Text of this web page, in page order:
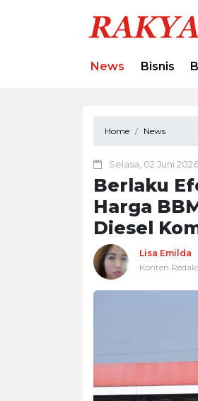
News Bisnis
Home News
Selasa, 02 Juni
Berlaku
Harga
Diesel
Lisa Emilda
Konten